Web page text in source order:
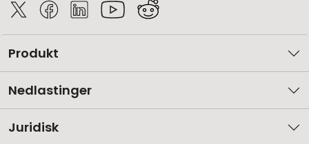
Produkt
Nedlastinger
Juridisk